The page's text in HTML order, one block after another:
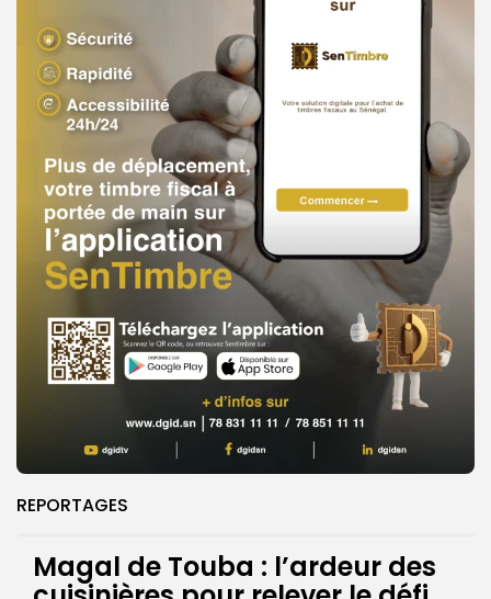
REPORTAGES
Magal de Touba : l’ardeur des